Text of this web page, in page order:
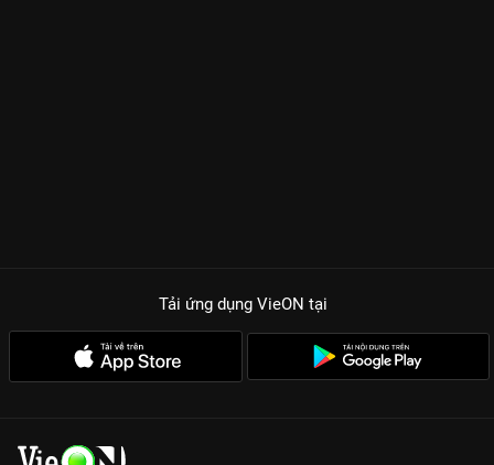
Tải ứng dụng VieON tại